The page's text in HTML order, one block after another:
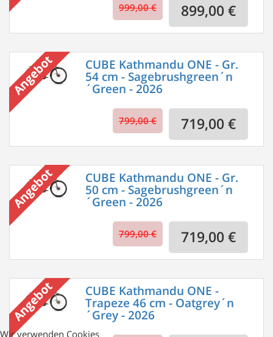
999,00 € 899,00 €
CUBE Kathmandu ONE - Gr.
54 cm - Sagebrushgreen´n
´Green - 2026
799,00 € 719,00 €
CUBE Kathmandu ONE - Gr.
50 cm - Sagebrushgreen´n
´Green - 2026
799,00 € 719,00 €
CUBE Kathmandu ONE -
Trapeze 46 cm - Oatgrey´n
´Grey - 2026
Wir verwenden Cookies